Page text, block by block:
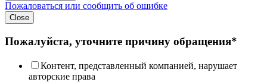
Пожаловаться или сообщить об ошибке
Close
Пожалуйста, уточните причину обращения*
Контент, представленный компанией, нарушает
авторские права